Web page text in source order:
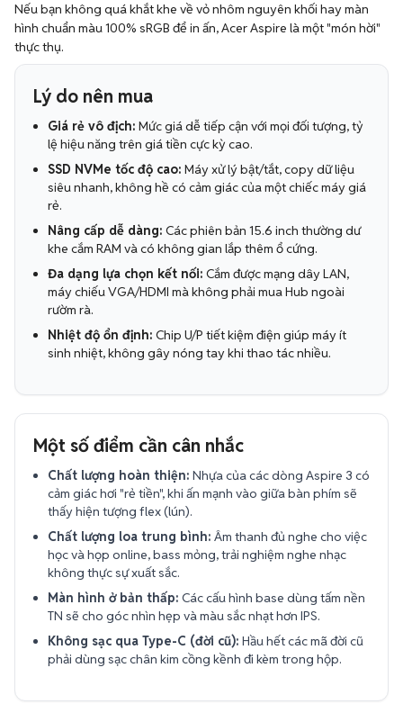
Nếu bạn không quá khắt khe về vỏ nhôm nguyên khối hay màn
hình chuẩn màu 100% sRGB để in ấn, Acer Aspire là một "món hời"
thực thụ.
Lý do nên mua
Giá rẻ vô địch: Mức giá dễ tiếp cận với mọi đối tượng, tỷ
lệ hiệu năng trên giá tiền cực kỳ cao.
SSD NVMe tốc độ cao: Máy xử lý bật/tắt, copy dữ liệu
siêu nhanh, không hề có cảm giác của một chiếc máy giá
rẻ.
Nâng cấp dễ dàng: Các phiên bản 15.6 inch thường dư
khe cắm RAM và có không gian lắp thêm ổ cứng.
Đa dạng lựa chọn kết nối: Cắm được mạng dây LAN,
máy chiếu VGA/HDMI mà không phải mua Hub ngoài
rườm rà.
Nhiệt độ ổn định: Chip U/P tiết kiệm điện giúp máy ít
sinh nhiệt, không gây nóng tay khi thao tác nhiều.
Một số điểm cần cân nhắc
Chất lượng hoàn thiện: Nhựa của các dòng Aspire 3 có
cảm giác hơi "rẻ tiền", khi ấn mạnh vào giữa bàn phím sẽ
thấy hiện tượng flex (lún).
Chất lượng loa trung bình: Âm thanh đủ nghe cho việc
học và họp online, bass mỏng, trải nghiệm nghe nhạc
không thực sự xuất sắc.
Màn hình ở bản thấp: Các cấu hình base dùng tấm nền
TN sẽ cho góc nhìn hẹp và màu sắc nhạt hơn IPS.
Không sạc qua Type-C (đời cũ): Hầu hết các mã đời cũ
phải dùng sạc chân kim cồng kềnh đi kèm trong hộp.